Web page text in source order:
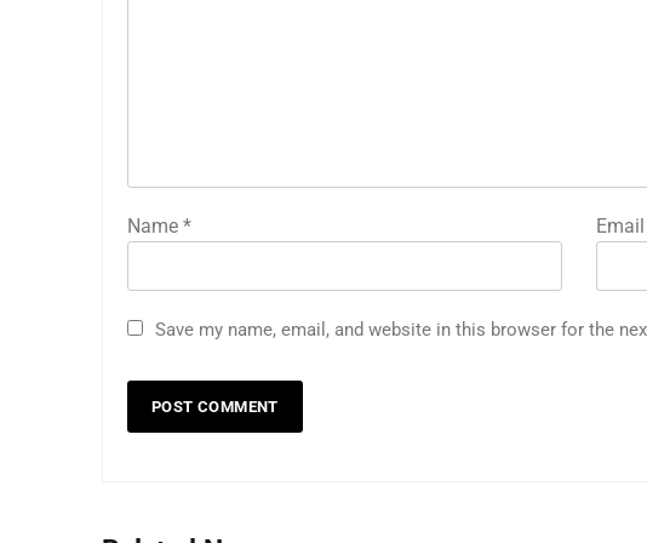
Name *
Save my name, email, and website in this browser for the